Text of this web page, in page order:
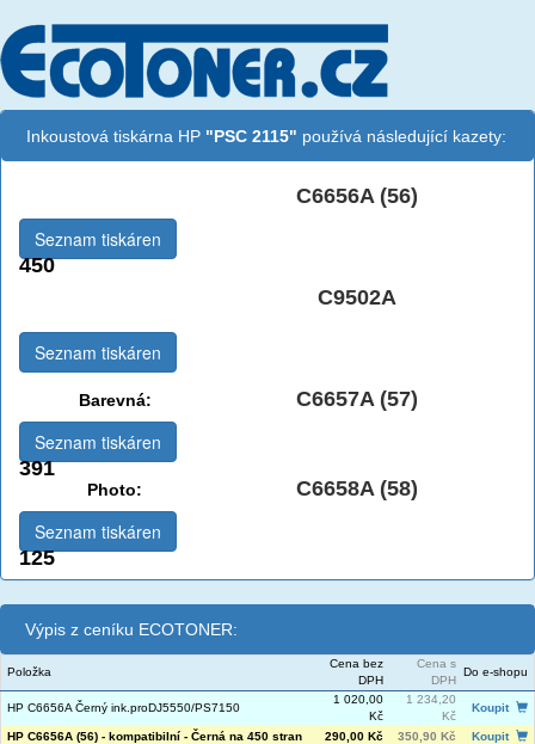
Inkoustová tiskárna HP "PSC 2115" používá následující kazety:
C6656A (56)
450
Seznam tiskáren
C9502A
Seznam tiskáren
Barevná: C6657A (57)
391
Seznam tiskáren
Photo: C6658A (58)
125
Seznam tiskáren
Výpis z ceníku ECOTONER:
Položka
Cena bez
DPH
Cena s
DPH
Do e-shopu
HP C6656A Černý ink.proDJ5550/PS7150
1 020,00
Kč
1 234,20
Kč
Koupit
HP C6656A (56) - kompatibilní - Černá na 450 stran 290,00 Kč 350,90 Kč Koupit